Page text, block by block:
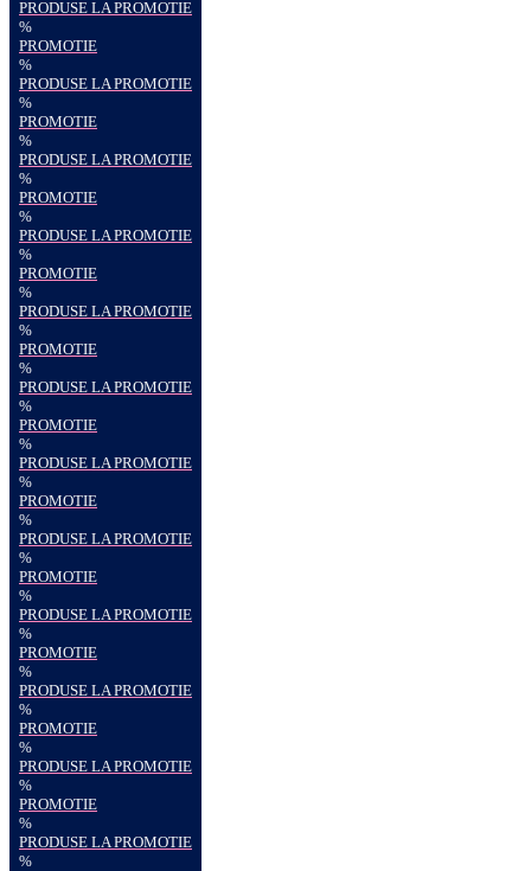
PRODUSE LA PROMOTIE
%
PROMOTIE
%
PRODUSE LA PROMOTIE
%
PROMOTIE
%
PRODUSE LA PROMOTIE
%
PROMOTIE
%
PRODUSE LA PROMOTIE
%
PROMOTIE
%
PRODUSE LA PROMOTIE
%
PROMOTIE
%
PRODUSE LA PROMOTIE
%
PROMOTIE
%
PRODUSE LA PROMOTIE
%
PROMOTIE
%
PRODUSE LA PROMOTIE
%
PROMOTIE
%
PRODUSE LA PROMOTIE
%
PROMOTIE
%
PRODUSE LA PROMOTIE
%
PROMOTIE
%
PRODUSE LA PROMOTIE
%
PROMOTIE
%
PRODUSE LA PROMOTIE
%